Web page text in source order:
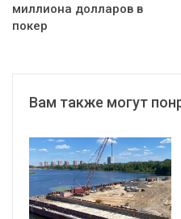
миллиона долларов в
покер
Вам также могут